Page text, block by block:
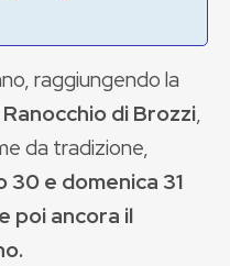
raggiungendo la
di Brozzi,
da tradizione,
30 e domenica 31
poi ancora il